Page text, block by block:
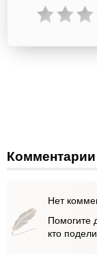
Комментарии
Нет
Помогите
кто